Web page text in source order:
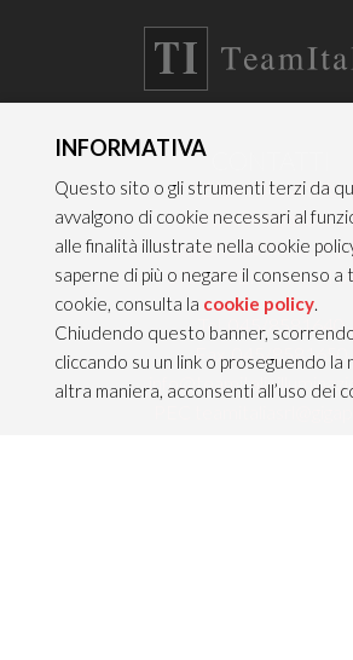
TEAM ITALIA S.R.L.
Via dell’Artigianato
Caselle di
37066 VERONA —
Tel 045/8581640
Fax 045/8581650
INFORMATIVA
Questo sito o gli strumenti terzi da
avvalgono di cookie necessari al
alle finalità illustrate nella cookie
saperne di più o negare il consenso a
cookie, consulta la cookie policy.
Chiudendo questo banner,
cliccando su un link o proseguendo la
altra maniera, acconsenti all’uso dei